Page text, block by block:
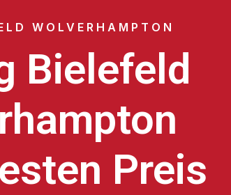
WOLVERHAMPTON
Bielefeld
Preis